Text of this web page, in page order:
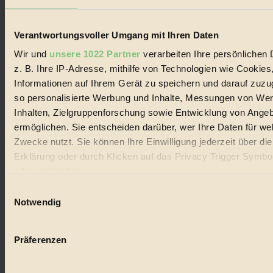
Verantwortungsvoller Umgang mit Ihren Daten
Wir und unsere 1022 Partner verarbeiten Ihre persönlichen
z. B. Ihre IP-Adresse, mithilfe von Technologien wie
Informationen auf Ihrem Gerät zu speichern und darauf
so personalisierte Werbung und Inhalte, Messungen von
Inhalten, Zielgruppenforschung sowie Entwicklung von
ermöglichen. Sie entscheiden darüber, wer Ihre Daten für
Zwecke nutzt. Sie können Ihre Einwilligung jederzeit über
Erklärung oder durch Klicken auf das Privacy Trigger
Wenn Sie es erlauben, würden wir auch gerne:
Ihr Gerät durch aktives Scannen nach bestimmten
Notwendig
Präferenzen
alternativer Energien.
Social Media
22.601 Fans auf Facebook
3.415 Follower auf Twitter
Themen
Bio